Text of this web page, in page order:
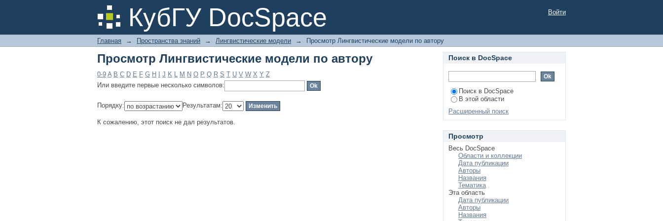
КубГУ DocSpace
Просмотр Лингвистические модели по автору Войти
Главная → Пространства знаний → Лингвистические модели → Просмотр Лингвистические модели по автору
Просмотр Лингвистические модели по автору
0-9 A B C D E F G H J K L M N O P Q R S T U V W X Y Z
Или введите первые несколько символов:
Порядку: Результатам:
К сожалению, этот поиск не дал результатов.
Поиск в DocSpace
Поиск в DocSpace
В этой области
Расширенный поиск
Просмотр
Весь DocSpace
Области и коллекции
Дата публикации
Авторы
Названия
Тематика
Эта область
Дата публикации
Авторы
Названия